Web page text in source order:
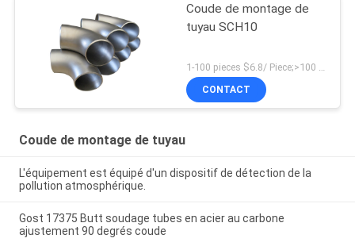
Coude de montage de
tuyau SCH10
CONTACT
Coude de montage de tuyau
L'équipement est équipé d'un dispositif de détection de la
pollution atmosphérique.
Gost 17375 Butt soudage tubes en acier au carbone
ajustement 90 degrés coude